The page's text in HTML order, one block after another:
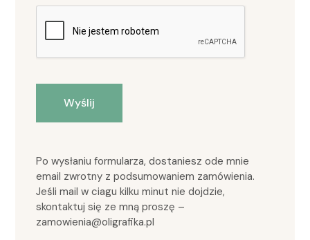
Po wysłaniu formularza, dostaniesz ode mnie
email zwrotny z podsumowaniem zamówienia.
Jeśli mail w ciagu kilku minut nie dojdzie,
skontaktuj się ze mną proszę –
zamowienia@oligrafika.pl